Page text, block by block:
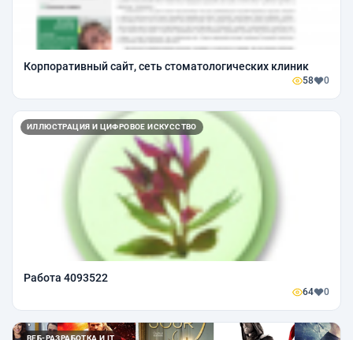
Корпоративный сайт, сеть стоматологических клиник
58 0
ИЛЛЮСТРАЦИЯ И ЦИФРОВОЕ ИСКУССТВО
Работа 4093522
64 0
ВЕБ-РАЗРАБОТКА И IT